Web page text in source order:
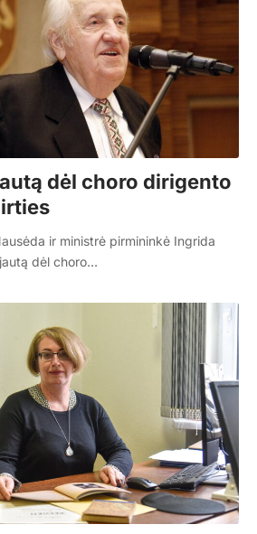
dėl choro dirigento
ir ministrė pirmininkė Ingrida
dėl choro…